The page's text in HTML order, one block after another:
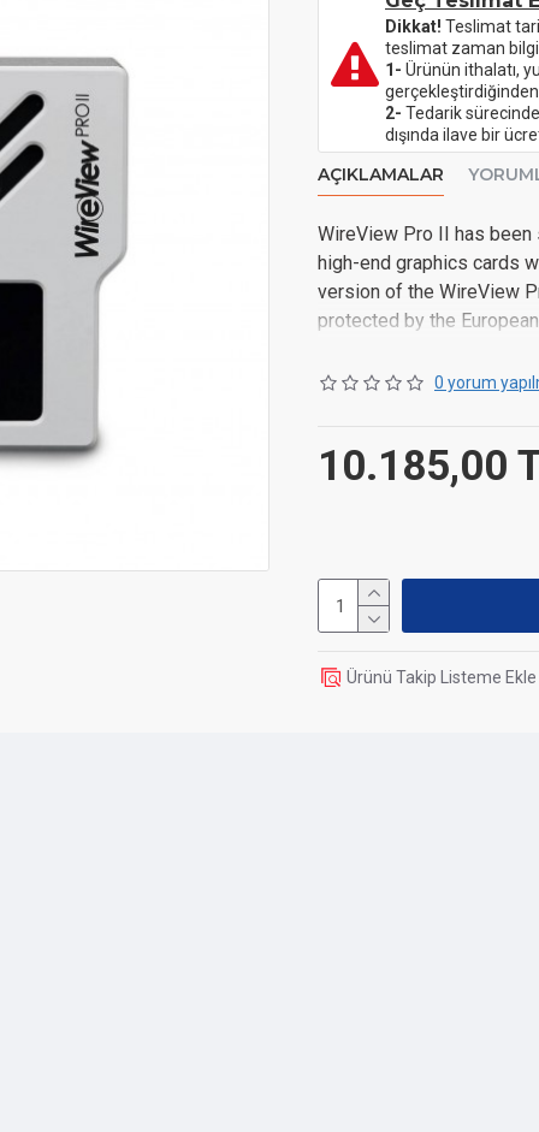
Dikkat! Teslimat
teslimat zaman
1- Ürünün ithalatı,
gerçekleştirdiğinden
2- Tedarik
dışında ilave bir
AÇIKLAMALAR
WireView Pro II has
high-end graphics cards
version of the WireView
protected by the
issues between the
damage to the graphics
Length / Depth
Width
0 yorum
10.185,00
Ürünü Takip Listeme Ekle